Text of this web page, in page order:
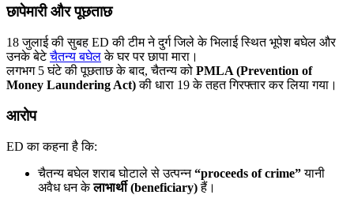
छापेमारी और पूछताछ
18 जुलाई की सुबह ED की टीम ने दुर्ग जिले के भिलाई स्थित भूपेश बघेल और
उनके बेटेचैतन्य बघेलके घर पर छापा मारा।
लगभग 5 घंटे की पूछताछ के बाद, चैतन्य को PMLA (Prevention of
Money Laundering Act)की धारा 19 के तहत गिरफ्तार कर लिया गया।
आरोप
ED का कहना है कि:
चैतन्य बघेल शराब घोटाले से उत्पन्न“proceeds of crime”यानी
अवैध धन केलाभार्थी (beneficiary)हैं।